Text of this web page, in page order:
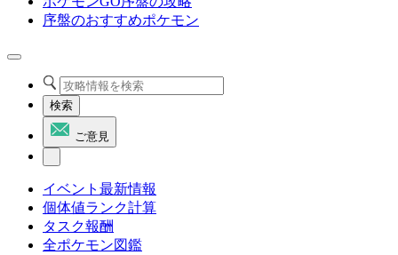
序盤のおすすめポケモン
検索
ご意見
イベント最新情報
個体値ランク計算
タスク報酬
全ポケモン図鑑